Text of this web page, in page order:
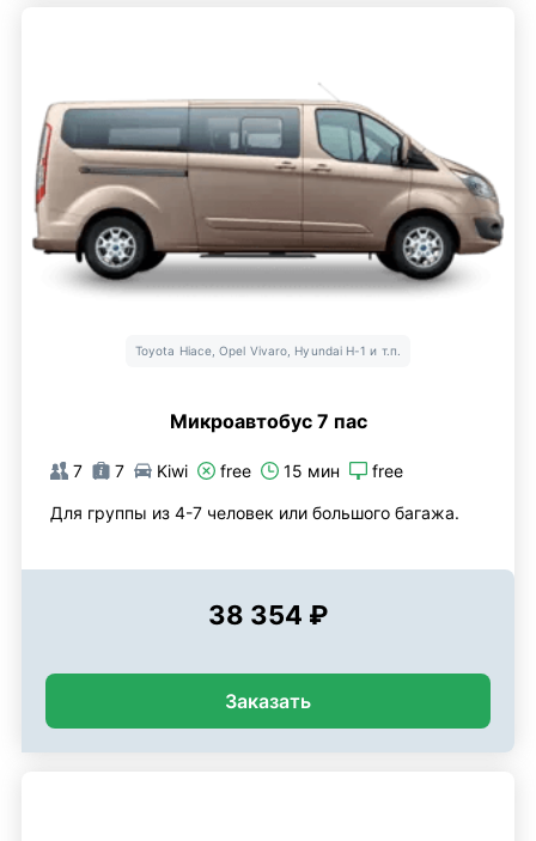
Toyota Hiace, Opel Vivaro, Hyundai H-1 и т.п.
Микроавтобус 7 пас
7 7 Kiwi free 15 мин free
Для группы из 4-7 человек или большого багажа.
38 354 ₽
Заказать